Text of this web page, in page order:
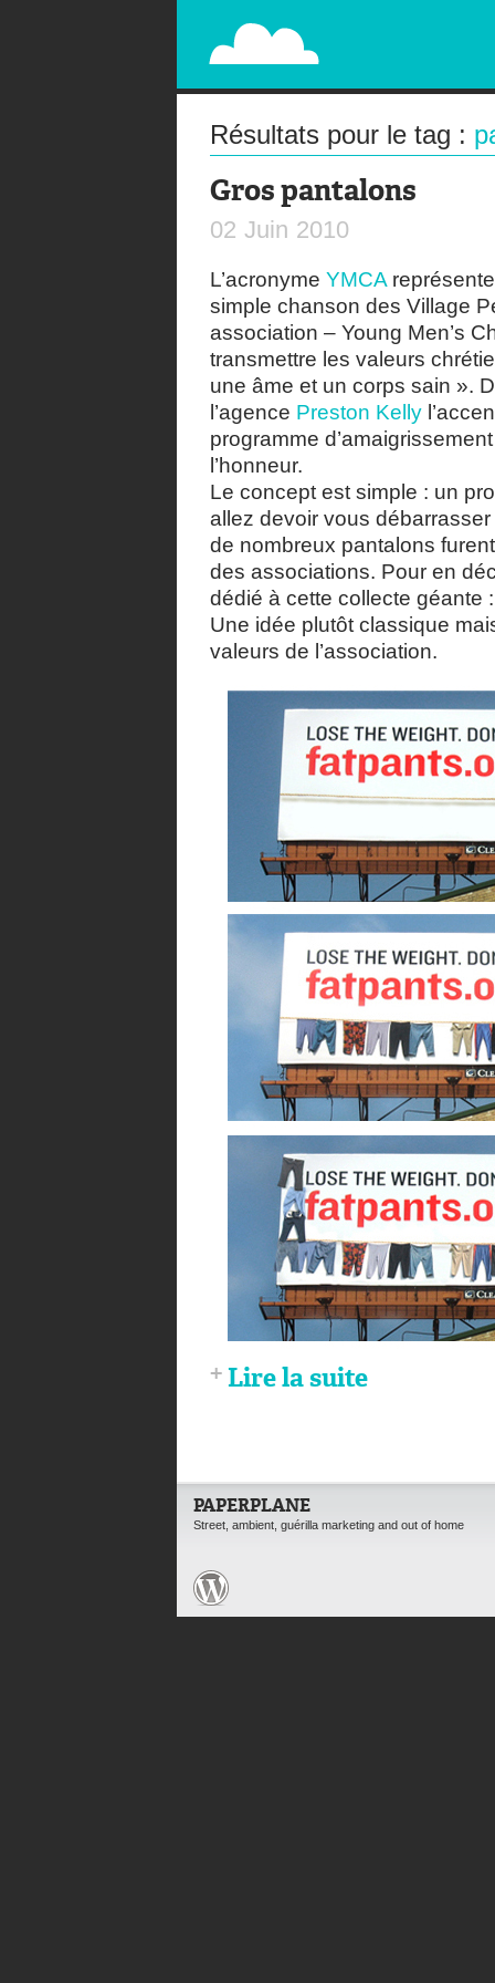
PAPERPLANE
STREET, AMBIENT, GUÉRILLA MARKETING
Résultats pour le tag :
Gros pantalons
02 Juin 2010
L’acronyme YMCA
simple chanson des Village
association – Young Men’s
transmettre les valeurs
une âme et un corps sain ».
l’agence Preston Kelly
programme
l’honneur.
Le concept est simple : un
allez devoir vous
de nombreux pantalons
des associations. Pour en
dédié à cette collecte géante
Une idée plutôt classique
valeurs de l’association.
Lire la suite
PAPERPLANE
Street, ambient, guérilla marketing and out of home